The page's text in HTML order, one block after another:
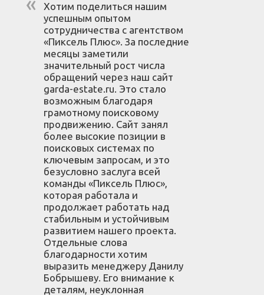
Хотим поделиться нашим
успешным опытом
сотрудничества с агентством
«Пиксель Плюс». За последние
месяцы заметили
значительный рост числа
обращений через наш сайт
garda-estate.ru. Это стало
возможным благодаря
грамотному поисковому
продвижению. Сайт занял
более высокие позиции в
поисковых системах по
ключевым запросам, и это
безусловно заслуга всей
команды «Пиксель Плюс»,
которая работала и
продолжает работать над
стабильным и устойчивым
развитием нашего проекта.
Отдельные слова
благодарности хотим
выразить менеджеру Данилу
Бобрышеву. Его внимание к
деталям, неуклонная